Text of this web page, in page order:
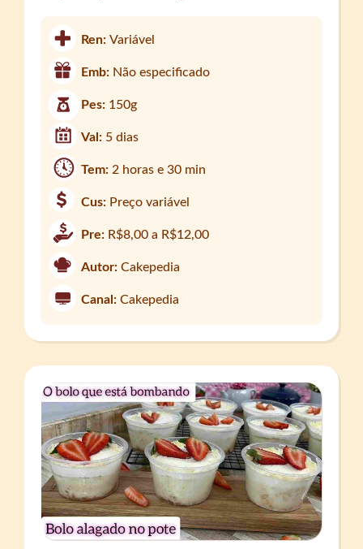
Ren:Variável
Emb: Não especificado
Pes: 150g
Val: 5 dias
Tem: 2 horas e 30 min
Cus: Preço variável
Pre: R$8,00 a R$12,00
Autor: Cakepedia
Canal: Cakepedia